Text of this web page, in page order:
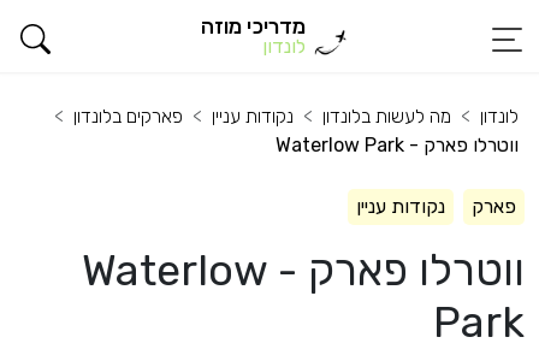
מדריכי מוזה
לונדון
לונדון מה לעשות בלונדון נקודות עניין
פארקים בלונדון
ווטרלו פארק - Waterlow Park
פארק נקודות עניין
ווטרלו פארק - Waterlow
Park